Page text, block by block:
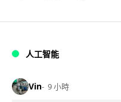
人工智能
Vin 9 小時